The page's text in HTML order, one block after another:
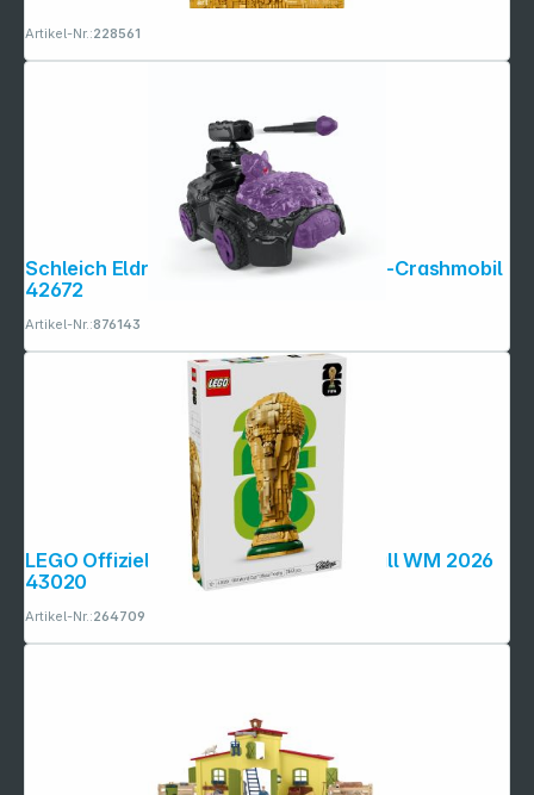
Artikel-Nr.:228561
Schleich Eldrador Creatures Schatten-Crashmobil
42672
Artikel-Nr.:876143
LEGO Offizieller Pokal der FIFA Fussball WM 2026
43020
Artikel-Nr.:264709